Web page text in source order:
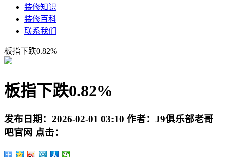
装修知识
装修百科
联系我们
板指下跌0.82%
板指下跌0.82%
发布日期： 2026-02-01 03:10 作者： J9俱乐部老哥
吧官网 点击：